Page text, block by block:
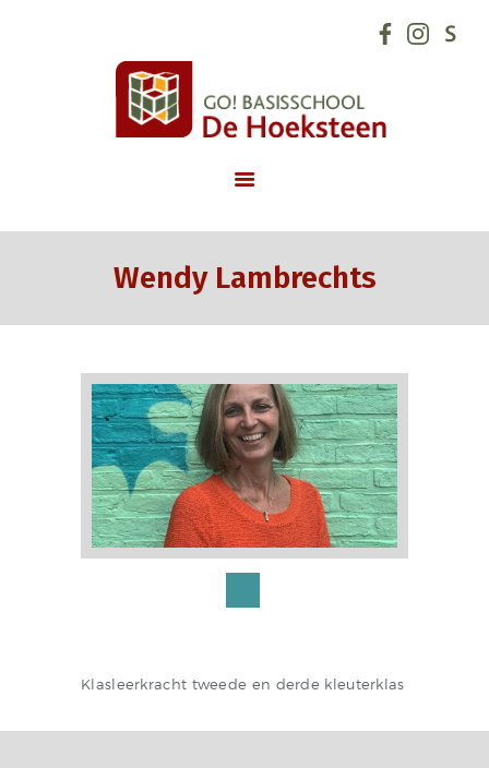
Wendy Lambrechts
GO! basisschool de Hoeksteen
START
NIEUWS
INSCHRIJVINGEN
SCHOOLUREN
ONDERSTEUNING
CONTACT
Klasleerkracht tweede en derde kleuterklas